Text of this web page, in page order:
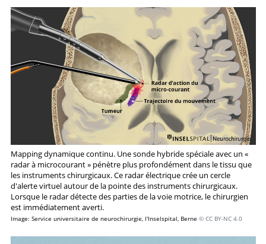
Continuous
dynamic mapping of the corticospinal tract during
surgery of motor eloquent brain tumors: evaluation of
a new method.
Mapping dynamique continu. Une sonde hybride spéciale avec un «
radar à microcourant » pénètre plus profondément dans le tissu que
les instruments chirurgicaux. Ce radar électrique crée un cercle
d'alerte virtuel autour de la pointe des instruments chirurgicaux.
Lorsque le radar détecte des parties de la voie motrice, le chirurgien
est immédiatement averti.
Image: Service universitaire de neurochirurgie, l'Inselspital, Berne © CC BY-NC 4.0